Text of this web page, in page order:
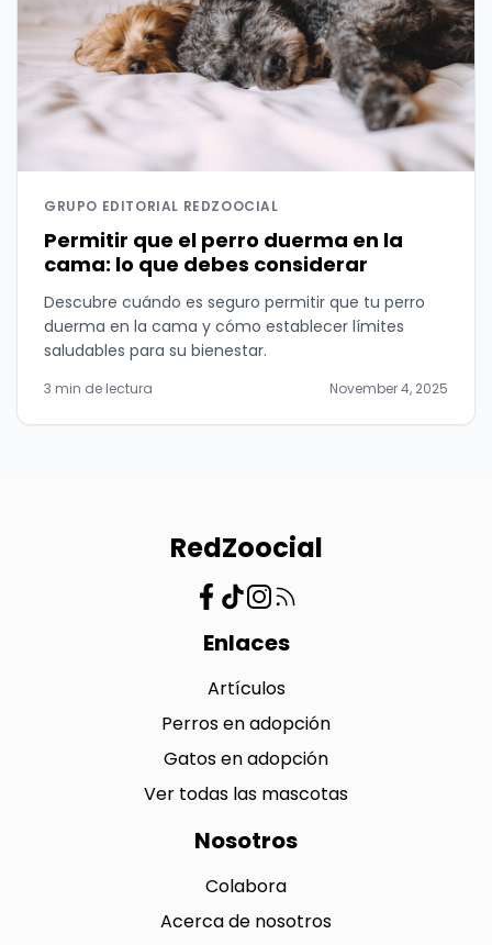
GRUPO EDITORIAL REDZOOCIAL
Permitir que el perro duerma en la
cama: lo que debes considerar
Descubre cuándo es seguro permitir que tu perro
duerma en la cama y cómo establecer límites
saludables para su bienestar.
3 min de lectura November 4, 2025
RedZoocial
Enlaces
Artículos
Perros en adopción
Gatos en adopción
Ver todas las mascotas
Nosotros
Colabora
Acerca de nosotros